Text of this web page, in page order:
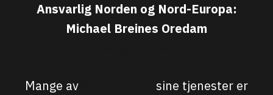
Ansvarlig Norden og Nord-Europa:
Michael Breines Oredam
Mange av
sine tjenester er